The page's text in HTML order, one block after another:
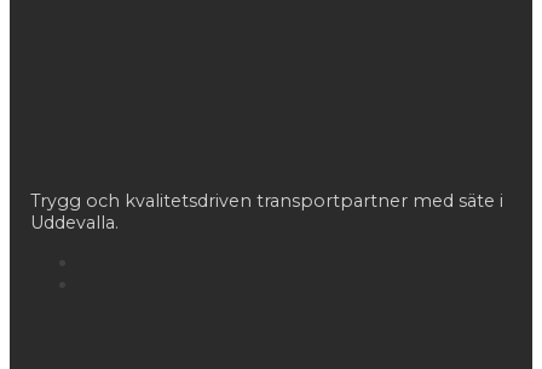
Trygg och kvalitetsdriven transportpartner med säte i
Uddevalla.